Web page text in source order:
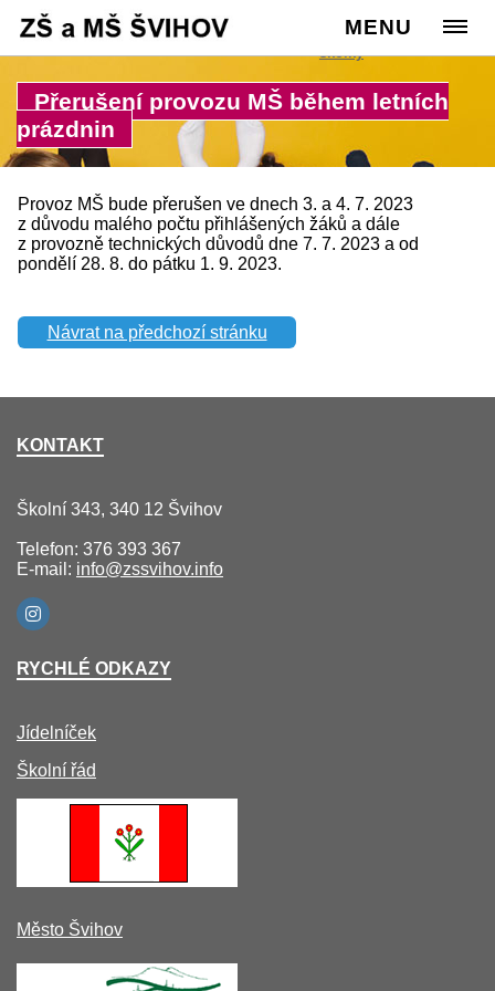
MENU
Přerušení provozu MŠ během letních
prázdnin
Cesta:www.zssvihov.info
Školka > Ze života
školky
Provoz MŠ bude přerušen ve dnech 3. a 4. 7. 2023
z důvodu malého počtu přihlášených žáků a dále
z provozně technických důvodů dne 7. 7. 2023 a od
pondělí 28. 8. do pátku 1. 9. 2023.
Návrat na předchozí stránku
KONTAKT
Školní 343, 340 12 Švihov
Telefon: 376 393 367
E-mail: info@zssvihov.info
RYCHLÉ ODKAZY
Jídelníček
Školní řád
Město Švihov